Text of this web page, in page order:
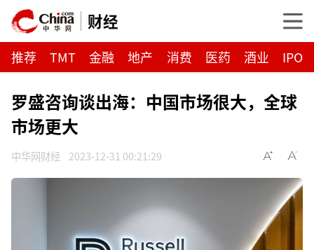
财经
推荐 TMT 金融 地产 消费 医药 酒业 IPO
罗盛咨询谈出海：中国市场很大，全球
市场更大
中华网财经 2023-12-31 00:21:29